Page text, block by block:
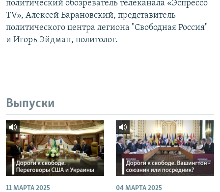
политический обозреватель телеканала «Эспрессо
TV», Алексей Барановский, представитель
политического центра легиона "Свободная Россия"
и Игорь Эйдман, политолог.
Выпуски
11 МАРТА 2025 04 МАРТА 2025